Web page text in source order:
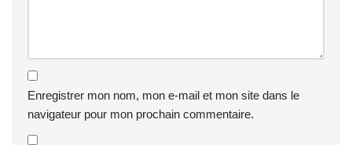
Enregistrer mon nom, mon e-mail et mon site dans le
navigateur pour mon prochain commentaire.